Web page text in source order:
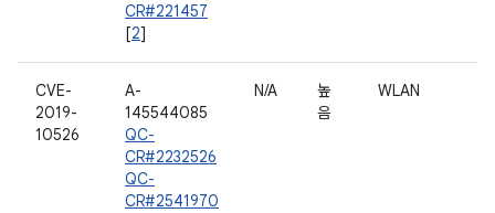
CR#221457
[2]
CVE-
2019-
10526
A-
145544085
QC-
CR#2232526
QC-
CR#2541970
N/A
높
음
WLAN